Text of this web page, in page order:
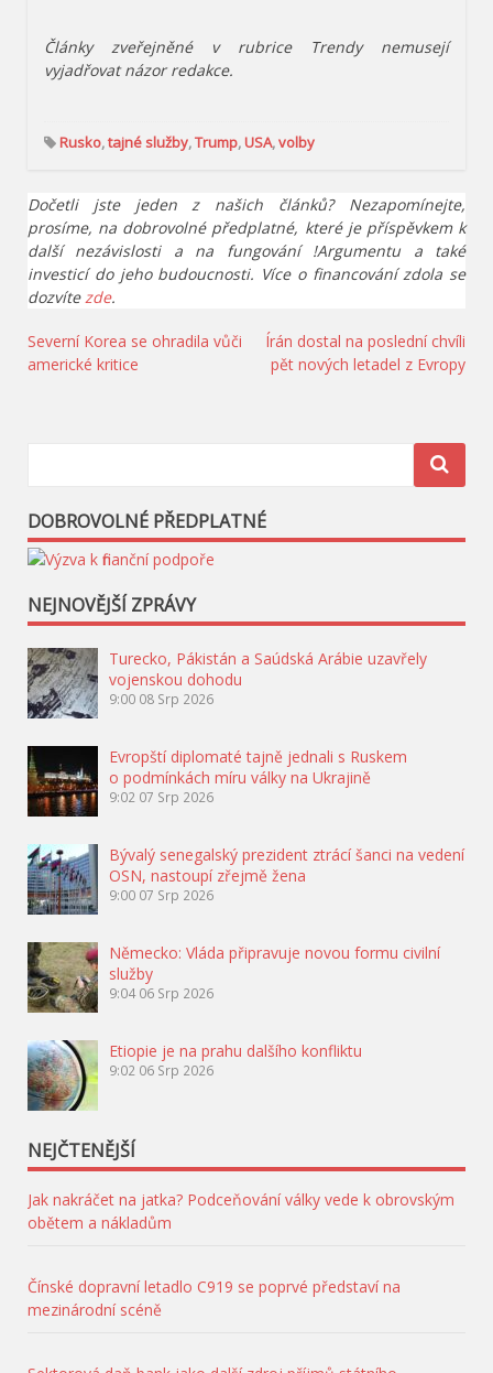
Články zveřejněné v rubrice Trendy nemusejí
vyjadřovat názor redakce.
Rusko,tajné služby,Trump,USA,volby
Dočetli jste jeden z našich článků? Nezapomínejte,
prosíme, na dobrovolné předplatné, které je příspěvkem k
další nezávislosti a na fungování !Argumentu a také
investicí do jeho budoucnosti. Více o financování zdola se
dozvítezde.
Navigace
pro
Severní Korea se ohradila vůči
americké kritice
Írán dostal na poslední chvíli
pět nových letadel z Evropy
DOBROVOLNÉ PŘEDPLATNÉ
NEJNOVĚJŠÍ ZPRÁVY
Turecko, Pákistán a Saúdská Arábie uzavřely
vojenskou dohodu
9:00 08 Srp 2026
Evropští diplomaté tajně jednali s Ruskem
o podmínkách míru války na Ukrajině
9:02 07 Srp 2026
Bývalý senegalský prezident ztrácí šanci na vedení
OSN, nastoupí zřejmě žena
9:00 07 Srp 2026
Německo: Vláda připravuje novou formu civilní
služby
9:04 06 Srp 2026
Etiopie je na prahu dalšího konfliktu
9:02 06 Srp 2026
NEJČTENĚJŠÍ
Jak nakráčet na jatka? Podceňování války vede k obrovským
obětem a nákladům
Čínské dopravní letadlo C919 se poprvé představí na
mezinárodní scéně